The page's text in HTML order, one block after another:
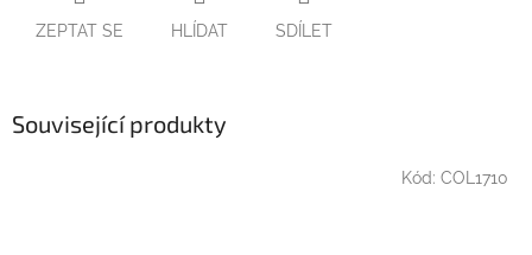
ZEPTAT SE HLÍDAT SDÍLET
Související produkty
Kód: COL1710